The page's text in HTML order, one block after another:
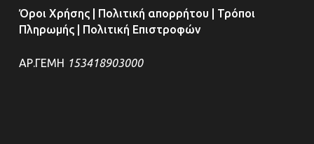
Όροι Χρήσης| Πολιτική απορρήτου
Τρόποι
Πληρωμής| Πολιτική Επιστροφών
ΑΡ.ΓΕΜΗ 153418903000